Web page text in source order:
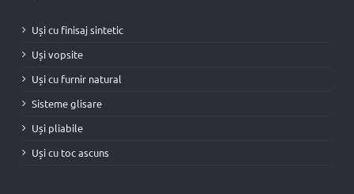
Uși cu finisaj sintetic
Uși vopsite
Uși cu furnir natural
Sisteme glisare
Uși pliabile
Uși cu toc ascuns